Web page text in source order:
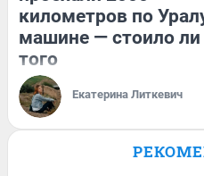
километров по
машине — стоило ли
того
Екатерина Литкевич